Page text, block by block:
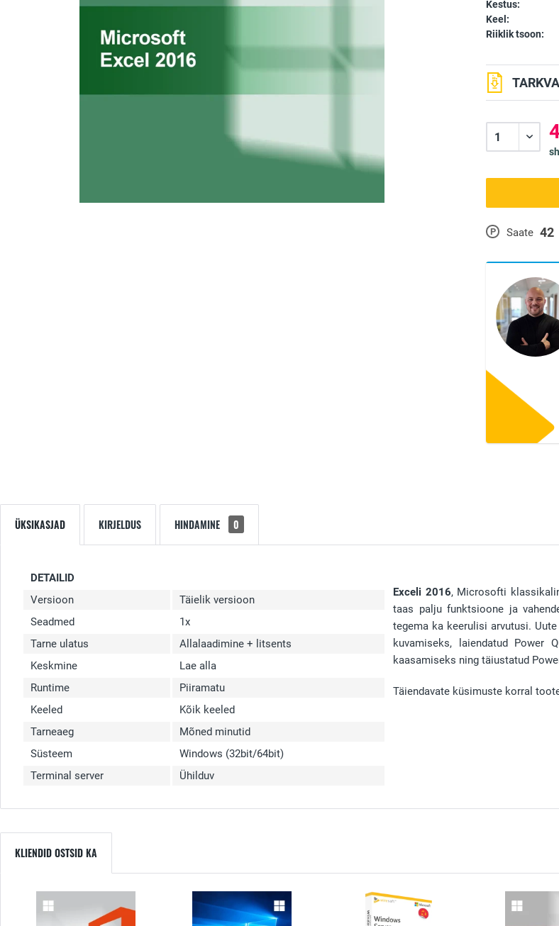
Kestus:
Keel:
Riiklik tsoon:
P Saate 42
ÜKSIKASJAD KIRJELDUS HINDAMINE 0
DETAILID
Versioon
Täielik versioon
Seadmed
1x
Tarne ulatus
Allalaadimine + litsents
Keskmine
Lae alla
Runtime
Piiramatu
Keeled
Kõik keeled
Tarneaeg
Mõned minutid
Süsteem
Windows (32bit/64bit)
Terminal server
Ühilduv
Exceli 2016, Microsofti
taas palju funktsioone ja
tegema ka keerulisi arvutusi.
kuvamiseks, laiendatud Power
kaasamiseks ning täiustatud
Täiendavate küsimuste korral
KLIENDID OSTSID KA